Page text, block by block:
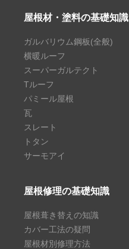
屋根材・塗料の基礎知識
ガルバリウム鋼板(全般)
横暖ルーフ
スーパーガルテクト
Tルーフ
パミール屋根
瓦
スレート
トタン
サーモアイ
屋根修理の基礎知識
屋根葺き替えの知識
カバー工法の疑問
屋根材別修理方法